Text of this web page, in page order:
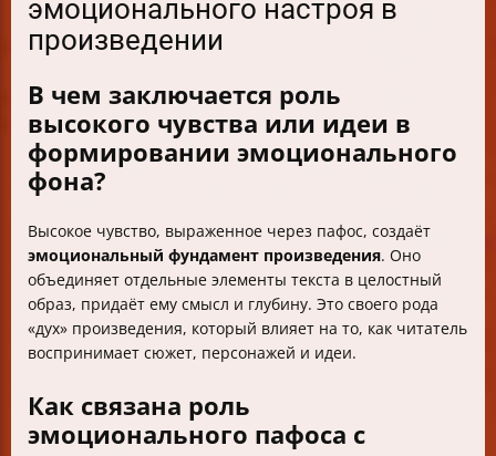
эмоционального настроя в
произведении
В чем заключается роль
высокого чувства или идеи в
формировании эмоционального
фона?
Высокое чувство, выраженное через пафос, создаёт
эмоциональный фундамент произведения. Оно
объединяет отдельные элементы текста в целостный
образ, придаёт ему смысл и глубину. Это своего рода
«дух» произведения, который влияет на то, как читатель
воспринимает сюжет, персонажей и идеи.
Как связана роль
эмоционального пафоса с